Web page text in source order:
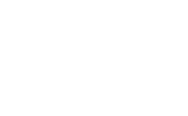
Pilt trükitakse